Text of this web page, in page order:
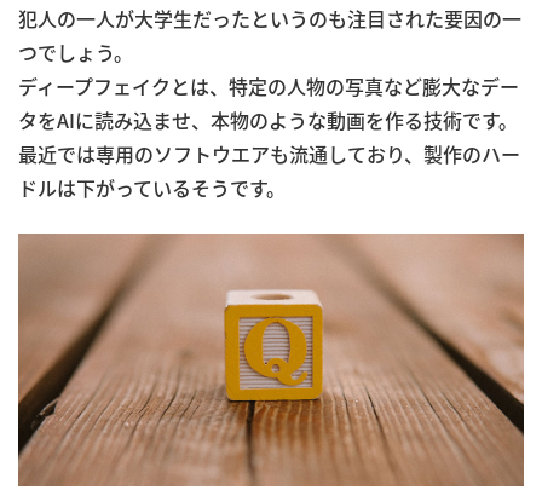
犯人の一人が大学生だったというのも注目された要因の一
つでしょう。
ディープフェイクとは、特定の人物の写真など膨大なデー
タをAIに読み込ませ、本物のような動画を作る技術です。
最近では専用のソフトウエアも流通しており、製作のハー
ドルは下がっているそうです。